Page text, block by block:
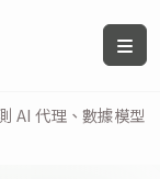
AI 代理、數據模型